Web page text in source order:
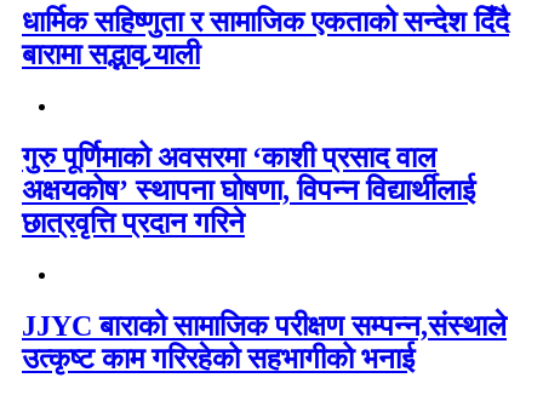
धार्मिक सहिष्णुता र सामाजिक एकताको सन्देश दिँदै
बारामा सद्भाव र्‍याली
गुरु पूर्णिमाको अवसरमा ‘काशी प्रसाद वाल
अक्षयकोष’ स्थापना घोषणा, विपन्न विद्यार्थीलाई
छात्रवृत्ति प्रदान गरिने
JJYC बाराको सामाजिक परीक्षण सम्पन्न,संस्थाले
उत्कृष्ट काम गरिरहेको सहभागीको भनाई